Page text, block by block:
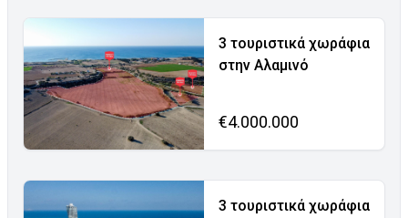
3 τουριστικά χωράφια
στην Αλαμινό
€4.000.000
3 τουριστικά χωράφια